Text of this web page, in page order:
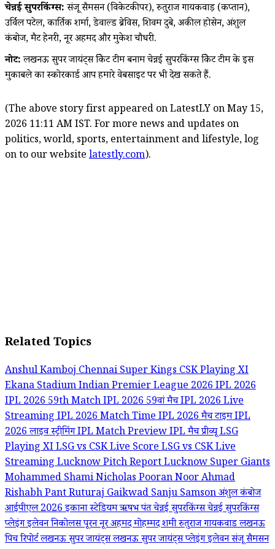
चेन्नई सुपरकिंग्स:संजू सैमसन (विकेटकीपर), रुतुराज गायकवाड़ (कप्तान),
उर्विल पटेल, कार्तिक शर्मा, डेवाल्ड ब्रेविस, शिवम दुबे, अकील होसेन, अंशुल
कंबोज, मैट हेनरी, नूर अहमद और मुकेश चौधरी.
नोट:लखनऊ सुपर जायंट्स क्रिकेट टीम बनाम चेन्नई सुपरकिंग्स क्रिकेट टीम के इस
मुकाबले का स्कोरकार्ड आप हमारे वेबसाइट पर भी देख सकते हैं.
(The above story first appeared on LatestLY on May 15,
2026 11:11 AM IST. For more news and updates on
politics, world, sports, entertainment and lifestyle, log
on to our website latestly.com).
Related Topics
Anshul KambojChennai Super KingsCSK Playing XI
Ekana StadiumIndian Premier League 2026IPL 2026
IPL 2026 59th MatchIPL 2026 59वां मैचIPL 2026 Live
StreamingIPL 2026 Match TimeIPL 2026 मैच टाइमIPL
2026 लाइव स्ट्रीमिंगIPL Match PreviewIPL मैच प्रीव्यूLSG
Playing XILSG vs CSK Live ScoreLSG vs CSK Live
StreamingLucknow Pitch ReportLucknow Super Giants
Mohammed ShamiNicholas PooranNoor Ahmad
Rishabh PantRuturaj GaikwadSanju Samsonअंशुल कंबोज
आईपीएल 2026इकाना स्टेडियमऋषभ पंतचेन्नई सुपरकिंग्सचेन्नई सुपरकिंग्स
प्लेइंग इलेवननिकोलस पूरननूर अहमदमोहम्मद शमीरुतुराज गायकवाडलखनऊ
पिच रिपोर्टलखनऊ सुपर जायंट्सलखनऊ सुपर जायंट्स प्लेइंग इलेवनसंजू सैमसन